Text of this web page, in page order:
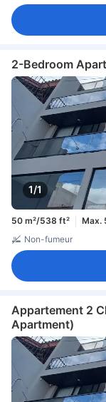
2-Bedroom
1/1
50 m²/538 ft²
Max.
Non-fumeur
Appartement 2
Apartment)